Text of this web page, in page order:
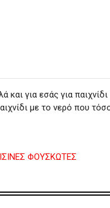
και για εσάς για
με το νερό που
ΦΟΥΣΚΩΤΕΣ